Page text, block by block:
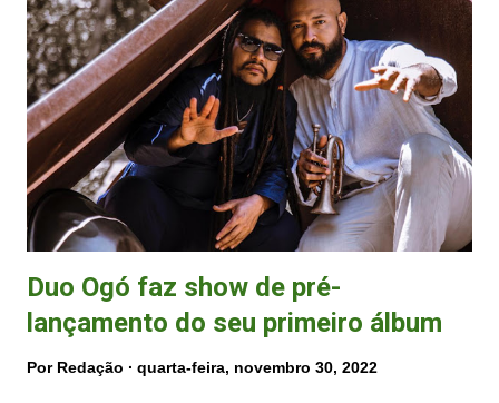
Duo Ogó faz show de pré-
lançamento do seu primeiro álbum
Por Redação quarta-feira, novembro 30, 2022